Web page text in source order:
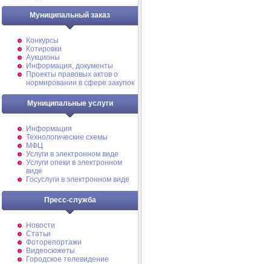
Муниципальный заказ
Конкурсы
Котировки
Аукционы
Информация, документы
Проекты правовых актов о
нормировании в сфере закупок
Муниципальные услуги
Информация
Технологические схемы
МФЦ
Услуги в электронном виде
Услуги опеки в электронном
виде
Госуслуги в электронном виде
Пресс-служба
Новости
Статьи
Фоторепортажи
Видеосюжеты
Городское телевидение